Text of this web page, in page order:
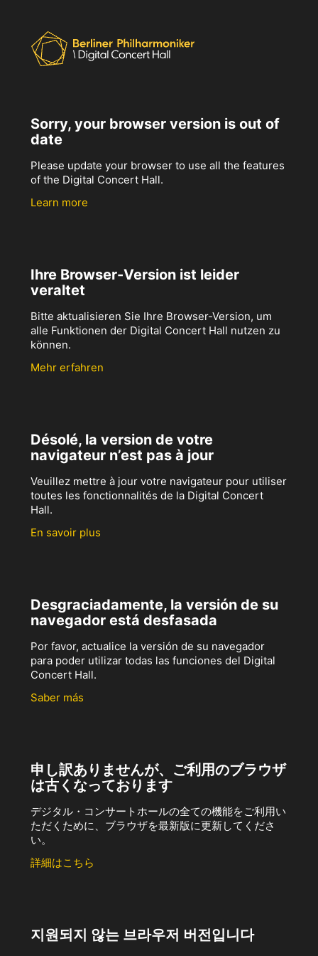
Sorry, your browser version is out of
date
Please update your browser to use all the features
of the Digital Concert Hall.
Learn more
Ihre Browser-Version ist leider
veraltet
Bitte aktualisieren Sie Ihre Browser-Version, um
alle Funktionen der Digital Concert Hall nutzen zu
können.
Mehr erfahren
Désolé, la version de votre
navigateur n’est pas à jour
Veuillez mettre à jour votre navigateur pour utiliser
toutes les fonctionnalités de la Digital Concert
Hall.
En savoir plus
Desgraciadamente, la versión de su
navegador está desfasada
Por favor, actualice la versión de su navegador
para poder utilizar todas las funciones del Digital
Concert Hall.
Saber más
申し訳ありませんが、ご利用のブラウザ
は古くなっております
デジタル・コンサートホールの全ての機能をご利用い
ただくために、ブラウザを最新版に更新してくださ
い。
詳細はこちら
지원되지 않는 브라우저 버전입니다